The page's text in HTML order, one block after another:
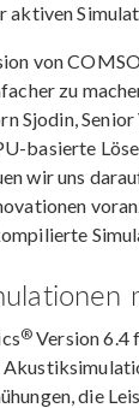
aktiven
von
zu
Sjodin,
basierte
wir uns
® Version 6.4
die